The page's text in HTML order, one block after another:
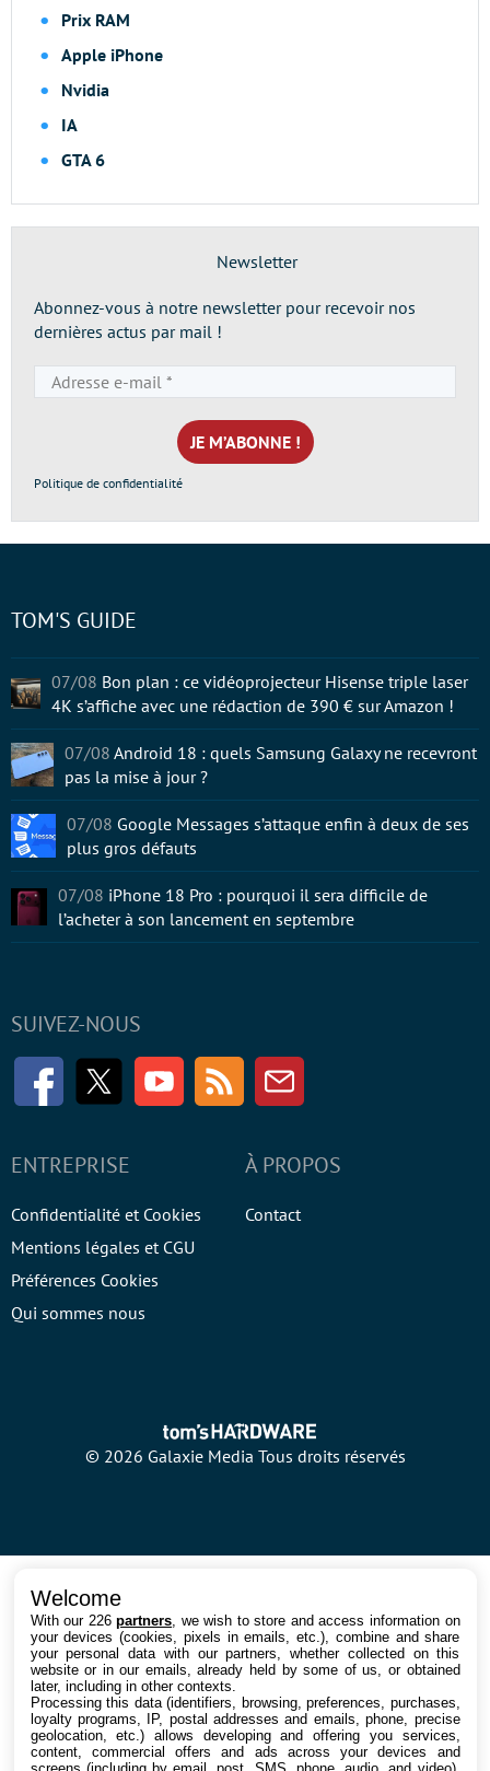
Prix RAM
Apple iPhone
Nvidia
IA
GTA 6
Newsletter
Abonnez-vous à notre newsletter pour recevoir nos
dernières actus par mail !
e-
mail
*
Politique de confidentialité
SUIVEZ-NOUS
FacebookTwitter Youtube RSS Newsletter
ENTREPRISE
Confidentialité et Cookies
Mentions légales et CGU
Préférences Cookies
Qui sommes nous
À PROPOS
Contact
© 2026 Galaxie Media Tous droits réservés
TOM'S GUIDE
07/08 Bon plan : ce vidéoprojecteur Hisense triple laser
4K s’affiche avec une rédaction de 390 € sur Amazon !
07/08 Android 18 : quels Samsung Galaxy ne recevront
pas la mise à jour ?
07/08 Google Messages s’attaque enfin à deux de ses
plus gros défauts
07/08 iPhone 18 Pro : pourquoi il sera difficile de
l’acheter à son lancement en septembre
Welcome
With our 226partners , we wish to store and access information on
your devices (cookies, pixels in emails, etc.), combine and share
your personal data with our partners, whether collected on this
website or in our emails, already held by some of us, or obtained
later, including in other contexts.
Processing this data (identifiers, browsing, preferences, purchases,
loyalty programs, IP, postal addresses and emails, phone, precise
geolocation, etc.) allows developing and offering you services,
content, commercial offers and ads across your devices and
screens (including by email, post, SMS, phone, audio, and video),